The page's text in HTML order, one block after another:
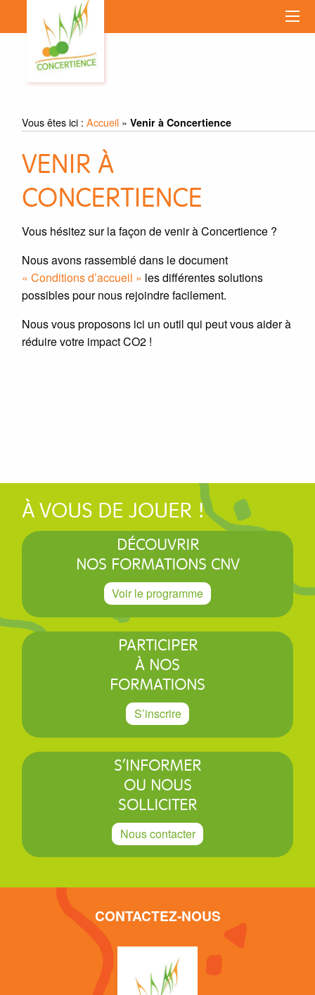
Vous êtes ici :Accueil »Venir à Concertience
VENIR À
CONCERTIENCE
Vous hésitez sur la façon de venir à Concertience ?
Nous avons rassemblé dans le document
« Conditions d’accueil » les différentes solutions
possibles pour nous rejoindre facilement.
Nous vous proposons ici un outil qui peut vous aider à
réduire votre impact CO2 !
À VOUS DE JOUER !
DÉCOUVRIR
NOS FORMATIONS CNV
Voir le programme
PARTICIPER
À NOS
FORMATIONS
S’inscrire
S’INFORMER
OU NOUS
SOLLICITER
Nous contacter
CONTACTEZ-NOUS